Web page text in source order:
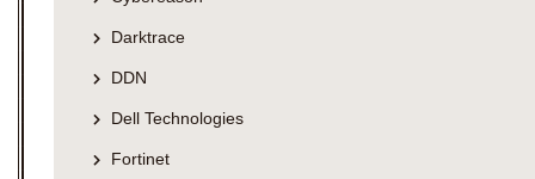
Darktrace
DDN
Dell Technologies
Fortinet